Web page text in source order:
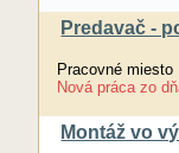
Predavač -
Pracovné
Nová práca zo
Montáž vo